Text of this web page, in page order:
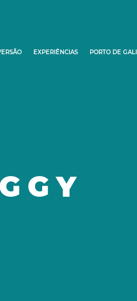
EXPERIÊNCIAS PORTO DE